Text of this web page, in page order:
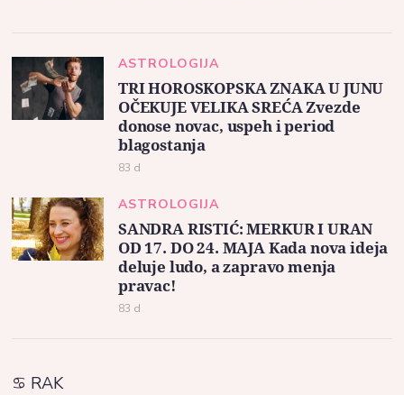
ASTROLOGIJA
TRI HOROSKOPSKA ZNAKA U JUNU
OČEKUJE VELIKA SREĆA Zvezde
donose novac, uspeh i period
blagostanja
83 d
ASTROLOGIJA
SANDRA RISTIĆ: MERKUR I URAN
OD 17. DO 24. MAJA Kada nova ideja
deluje ludo, a zapravo menja
pravac!
83 d
♋ RAK